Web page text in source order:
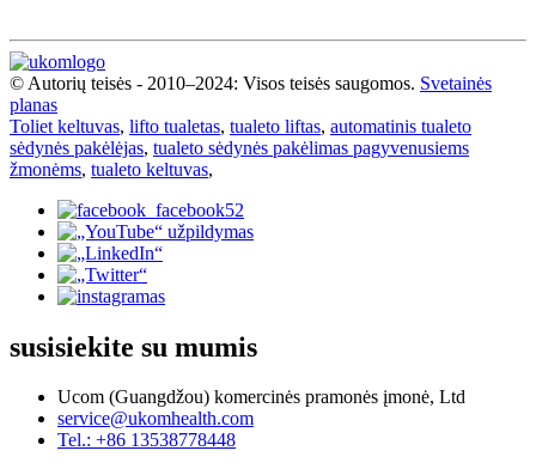
© Autorių teisės - 2010–2024: Visos teisės saugomos. Svetainės
planas
Toliet keltuvas, lifto tualetas, tualeto liftas, automatinis tualeto
sėdynės pakėlėjas, tualeto sėdynės pakėlimas pagyvenusiems
žmonėms, tualeto keltuvas,
susisiekite su mumis
Ucom (Guangdžou) komercinės pramonės įmonė, Ltd
service@ukomhealth.com
Tel.: +86 13538778448